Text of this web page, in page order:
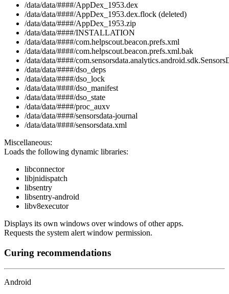
/data/data/####/AppDex_1953.dex
/data/data/####/AppDex_1953.dex.flock (deleted)
/data/data/####/AppDex_1953.zip
/data/data/####/INSTALLATION
/data/data/####/com.helpscout.beacon.prefs.xml
/data/data/####/com.helpscout.beacon.prefs.xml.bak
/data/data/####/
/data/data/####/dso_deps
/data/data/####/dso_lock
/data/data/####/dso_manifest
/data/data/####/dso_state
/data/data/####/proc_auxv
/data/data/####/sensorsdata-journal
/data/data/####/sensorsdata.xml
Miscellaneous:
Loads the following dynamic libraries:
libconnector
libjnidispatch
libsentry
libsentry-android
libv8executor
Displays its own windows over windows of other apps.
Requests the system alert window permission.
Curing recommendations
Android